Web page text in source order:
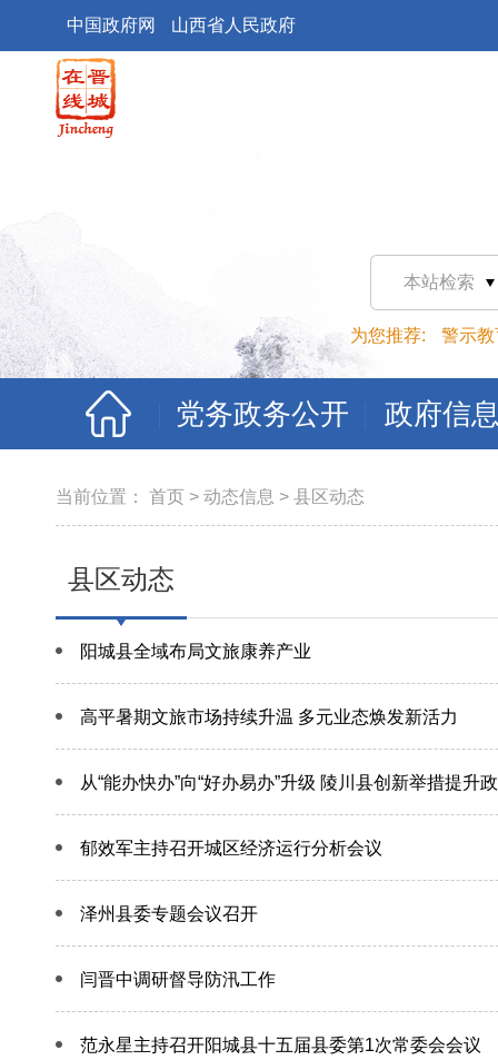
中国政府网 山西省人民政府
本站检索
为您推荐: 警示教
党务政务公开 政府信
当前位置： 首页 > 动态信息 > 县区动态
县区动态
阳城县全域布局文旅康养产业
高平暑期文旅市场持续升温 多元业态焕发新活力
从“能办快办”向“好办易办”升级 陵川县创新举措提升
郁效军主持召开城区经济运行分析会议
泽州县委专题会议召开
闫晋中调研督导防汛工作
范永星主持召开阳城县十五届县委第1次常委会会议